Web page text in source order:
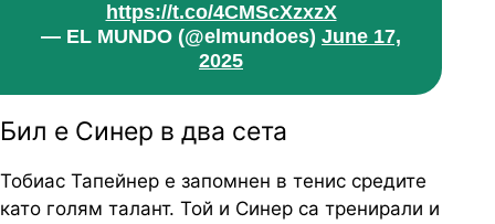
https://t.co/4CMScXzxzX
— EL MUNDO (@elmundoes) June 17,
2025
Бил е Синер в два сета
Тобиас Тапейнер е запомнен в тенис средите
като голям талант. Той и Синер са тренирали и